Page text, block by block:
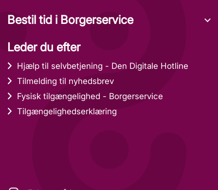
Bestil tid i Borgerservice
Leder du efter
Hjælp til selvbetjening - Den Digitale Hotline
Tilmelding til nyhedsbrev
Fysisk tilgængelighed - Borgerservice
Tilgængelighedserklæring